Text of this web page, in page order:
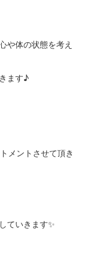
や体の状態を考え
ます♪
メントさせて頂き
ていきます✨